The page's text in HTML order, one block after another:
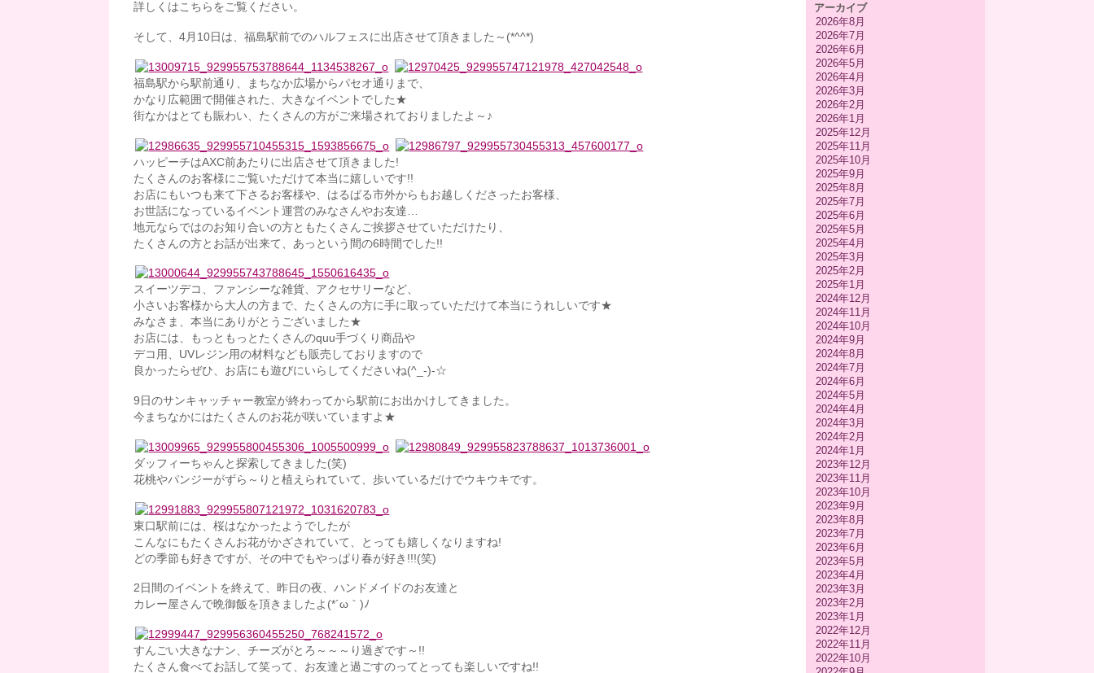
アーカイブ
2026年8月
2026年7月
2026年6月
2026年5月
2026年4月
2026年3月
2026年2月
2026年1月
2025年12月
2025年11月
2025年10月
2025年9月
2025年8月
2025年7月
2025年6月
2025年5月
2025年4月
2025年3月
2025年2月
2025年1月
2024年12月
2024年11月
2024年10月
2024年9月
2024年8月
2024年7月
2024年6月
2024年5月
2024年4月
2024年3月
2024年2月
2024年1月
2023年12月
2023年11月
2023年10月
2023年9月
2023年8月
2023年7月
2023年6月
2023年5月
2023年4月
2023年3月
2023年2月
2023年1月
2022年12月
2022年11月
2022年10月
詳しくはこちらをご覧ください。
そして、4月10日は、福島駅前でのハルフェスに出店させて頂きました～(*^^*)
福島駅から駅前通り、まちなか広場からパセオ通りまで、
かなり広範囲で開催された、大きなイベントでした★
街なかはとても賑わい、たくさんの方がご来場されておりましたよ～♪
ハッピーチはAXC前あたりに出店させて頂きました!
たくさんのお客様にご覧いただけて本当に嬉しいです!!
お店にもいつも来て下さるお客様や、はるばる市外からもお越しくださったお客様、
お世話になっているイベント運営のみなさんやお友達…
地元ならではのお知り合いの方ともたくさんご挨拶させていただけたり、
たくさんの方とお話が出来て、あっという間の6時間でした!!
スイーツデコ、ファンシーな雑貨、アクセサリーなど、
小さいお客様から大人の方まで、たくさんの方に手に取っていただけて本当にうれしいです★
みなさま、本当にありがとうございました★
お店には、もっともっとたくさんのquu手づくり商品や
デコ用、UVレジン用の材料なども販売しておりますので
良かったらぜひ、お店にも遊びにいらしてくださいね(^_-)-☆
9日のサンキャッチャー教室が終わってから駅前にお出かけしてきました。
今まちなかにはたくさんのお花が咲いていますよ★
ダッフィーちゃんと探索してきました(笑)
花桃やパンジーがずら～りと植えられていて、歩いているだけでウキウキです。
東口駅前には、桜はなかったようでしたが
こんなにもたくさんお花がかざされていて、とっても嬉しくなりますね!
どの季節も好きですが、その中でもやっぱり春が好き!!!(笑)
2日間のイベントを終えて、昨日の夜、ハンドメイドのお友達と
カレー屋さんで晩御飯を頂きましたよ(*´ω｀)ﾉ
すんごい大きなナン、チーズがとろ～～～り過ぎです～!!
たくさん食べてお話して笑って、お友達と過ごすのってとっても楽しいですね!!